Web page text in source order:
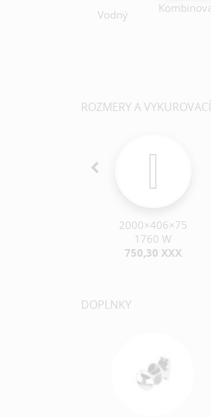
Vodný
ROZMERY A
2000×406×75
1760 W
750,30 XXX
DOPLNKY